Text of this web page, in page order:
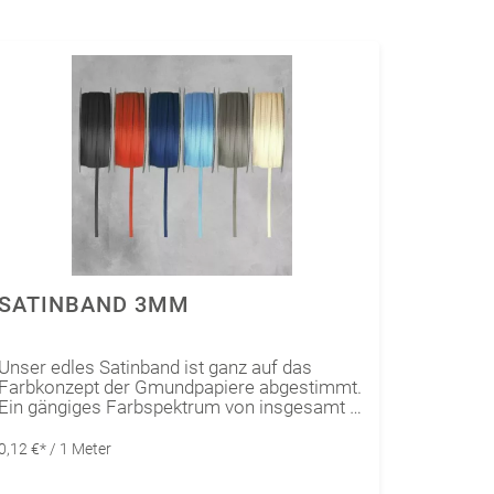
3MM
edles Satinband ist ganz auf das
der Gmundpapiere abgestimmt.
gängiges Farbspektrum von insgesamt 6
Gmund Colors Matt kombinieren.
€* / 1 Meter